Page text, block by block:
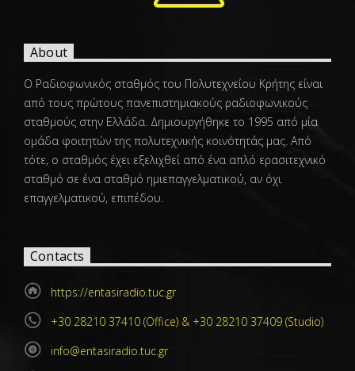
About
Ο Ραδιοφωνικός σταθμός του Πολυτεχνείου Κρήτης είναι
από τους πρώτους πανεπιστημιακούς ραδιοφωνικούς
σταθμούς στην Ελλάδα. Δημιουργήθηκε το 1995 από μία
ομάδα φοιτητών της πολυτεχνικής κοινότητάς μας. Από
τότε, ο σταθμός έχει εξελιχθεί από ένα απλό ερασιτεχνικό
σταθμό σε ένα σταθμό ημιεπαγγελματικού, αν όχι
επαγγελματικού, επιπέδου.
Contacts
https://entasiradio.tuc.gr
+30 28210 37410 (Office) & +30 28210 37409 (Studio)
info@entasiradio.tuc.gr